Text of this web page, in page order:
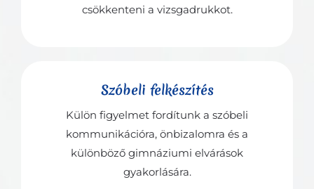
csökkenteni a vizsgadrukkot.
Szóbeli felkészítés
Külön figyelmet fordítunk a szóbeli
kommunikációra, önbizalomra és a
különböző gimnáziumi elvárások
gyakorlására.